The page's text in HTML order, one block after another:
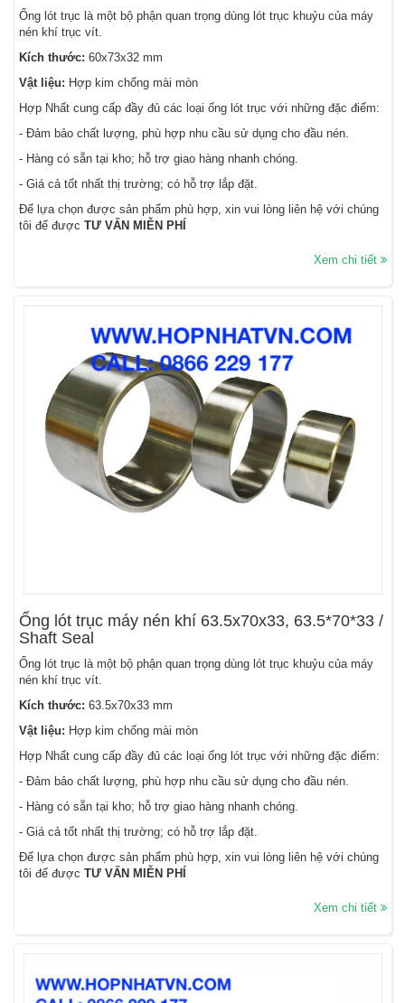
Ống lót trục là một bộ phận quan trọng dùng lót trục khuỷu của máy
nén khí trục vít.
Kích thước: 60x73x32 mm
Vật liệu: Hợp kim chống mài mòn
Hợp Nhất cung cấp đầy đủ các loại ống lót trục với những đặc điểm:
- Đảm bảo chất lượng, phù hợp nhu cầu sử dụng cho đầu nén.
- Hàng có sẵn tại kho; hỗ trợ giao hàng nhanh chóng.
- Giá cả tốt nhất thị trường; có hỗ trợ lắp đặt.
Để lựa chọn được sản phẩm phù hợp, xin vui lòng liên hệ với chúng
tôi để được TƯ VẤN MIỄN PHÍ
Xem chi tiết
Ống lót trục máy nén khí 63.5x70x33, 63.5*70*33 /
Shaft Seal
Ống lót trục là một bộ phận quan trọng dùng lót trục khuỷu của máy
nén khí trục vít.
Kích thước: 63.5x70x33 mm
Vật liệu: Hợp kim chống mài mòn
Hợp Nhất cung cấp đầy đủ các loại ống lót trục với những đặc điểm:
- Đảm bảo chất lượng, phù hợp nhu cầu sử dụng cho đầu nén.
- Hàng có sẵn tại kho; hỗ trợ giao hàng nhanh chóng.
- Giá cả tốt nhất thị trường; có hỗ trợ lắp đặt.
Để lựa chọn được sản phẩm phù hợp, xin vui lòng liên hệ với chúng
tôi để được TƯ VẤN MIỄN PHÍ
Xem chi tiết